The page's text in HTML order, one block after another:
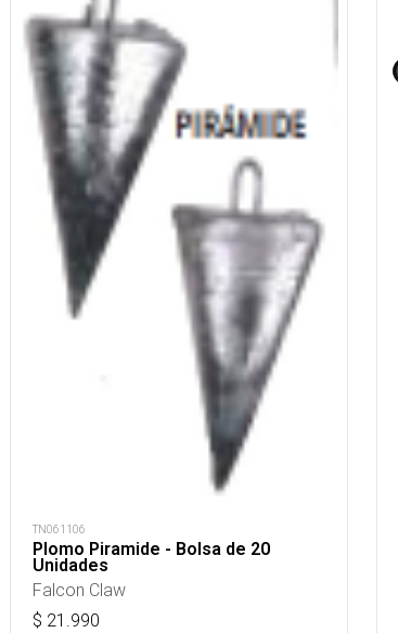
TN061106
Plomo Piramide - Bolsa de 20
Unidades
Falcon Claw
$ 21.990